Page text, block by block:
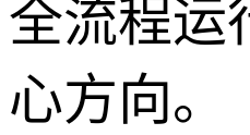
全流程运
心方向。